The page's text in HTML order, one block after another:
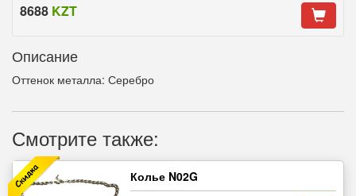
8688 KZT
Описание
Оттенок металла: Серебро
Смотрите также:
Колье N02G